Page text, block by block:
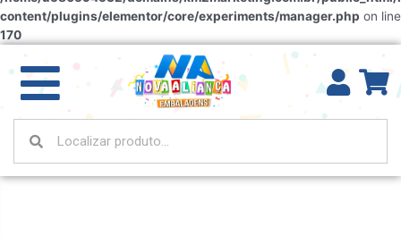
content/plugins/elementor/core/experiments/manager.php on line
170